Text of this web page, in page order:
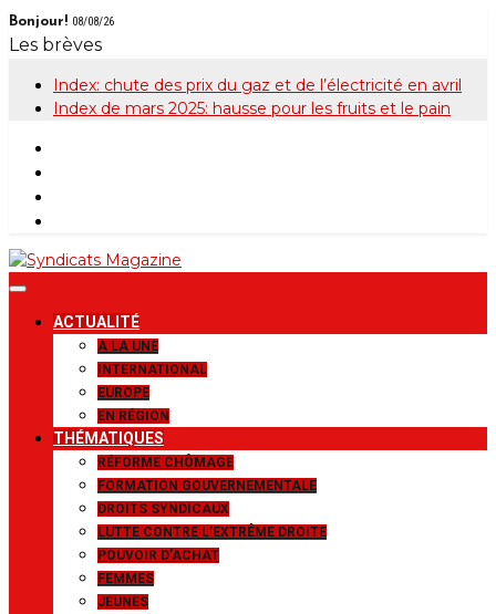
Skip
to
Bonjour! 08/08/26
Les brèves
Index: chute des prix du gaz et de l’électricité en avril
Index de mars 2025: hausse pour les fruits et le pain
Syndicats
Magazine
Le magazine de la FGTB
ACTUALITÉ
A LA UNE
INTERNATIONAL
EUROPE
EN RÉGION
THÉMATIQUES
RÉFORME CHÔMAGE
FORMATION GOUVERNEMENTALE
DROITS SYNDICAUX
LUTTE CONTRE L’EXTRÊME DROITE
POUVOIR D’ACHAT
FEMMES
JEUNES